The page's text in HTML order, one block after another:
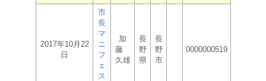
2017年10月22
日
市
長
マ
ニ
フ
ェ
ス
加
藤
久雄
長
野
県
長
野
市
0000000519